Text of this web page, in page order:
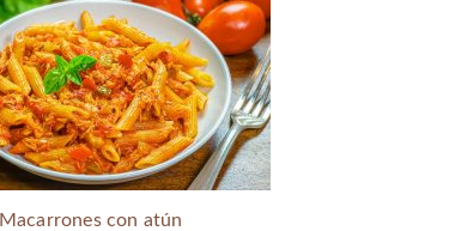
Macarrones con atún